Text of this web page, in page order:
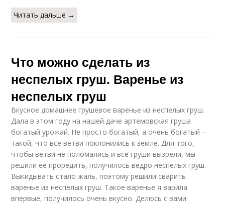
Читать дальше →
Что можно сделать из
неспелых груш. Варенье из
неспелых груш
Вкусное домашнее грушевое варенье из неспелых груш.
Дала в этом году на нашей даче артемовская груша
богатый урожай. Не просто богатый, а очень богатый –
такой, что все ветви поклонились к земле. Для того,
чтобы ветви не поломались и все груши вызрели, мы
решили ее проредить, получилось ведро неспелых груш.
Выкидывать стало жаль, поэтому решили сварить
варенье из неспелых груш. Такое варенье я варила
впервые, получилось очень вкусно. Делюсь с вами